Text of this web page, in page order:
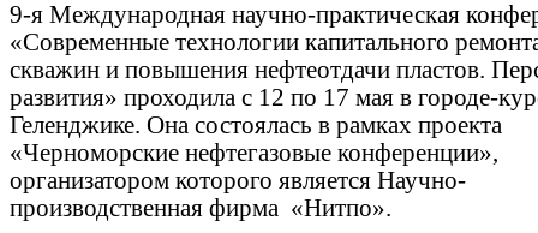
9-я Международная научно-практическая
«Современные технологии капитального
скважин и повышения нефтеотдачи пластов.
развития» проходила с 12 по 17 мая в городе-
Геленджике. Она состоялась в рамках проекта
«Черноморские нефтегазовые конференции»,
организатором которого является Научно-
производственная фирма «Нитпо».